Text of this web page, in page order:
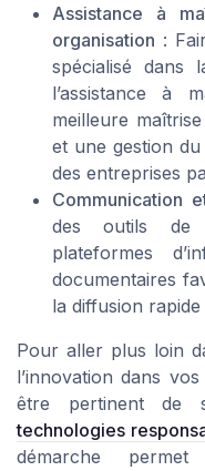
Assistance à
organisation :
spécialisé dans
l’assistance à
meilleure
et une gestion
des entreprises
Communication
des outils de
plateformes
documentaires
la diffusion
Pour aller plus loin
l’innovation dans
être pertinent de
technologies
démarche